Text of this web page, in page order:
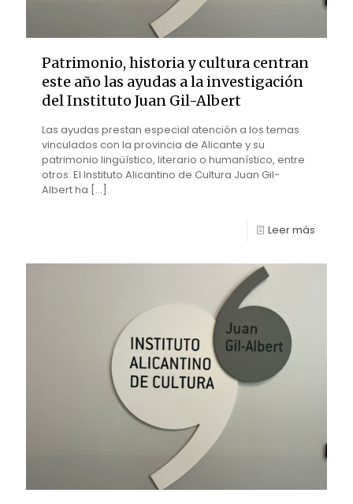
Patrimonio, historia y cultura centran
este año las ayudas a la investigación
del Instituto Juan Gil-Albert
Las ayudas prestan especial atención a los temas
vinculados con la provincia de Alicante y su
patrimonio lingüístico, literario o humanístico, entre
otros. El Instituto Alicantino de Cultura Juan Gil-
Albert ha […]
Leer más